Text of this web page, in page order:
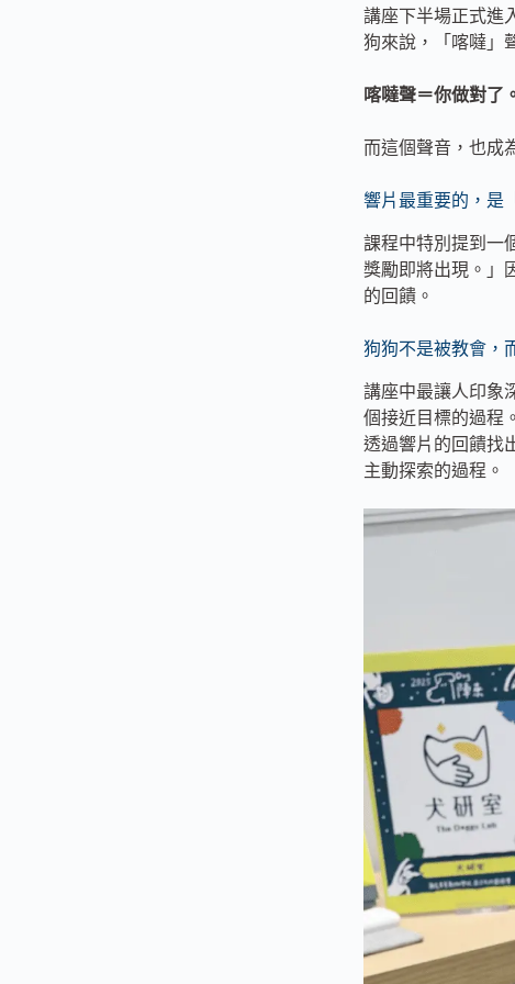
講座下半場正式進
狗來說，「喀噠」
喀噠聲＝你做對了。
而這個聲音，也成
響片最重要的，是
課程中特別提到一
獎勵即將出現。」
的回饋。
狗狗不是被教會，
講座中最讓人印象
個接近目標的過程
透過響片的回饋找
主動探索的過程。